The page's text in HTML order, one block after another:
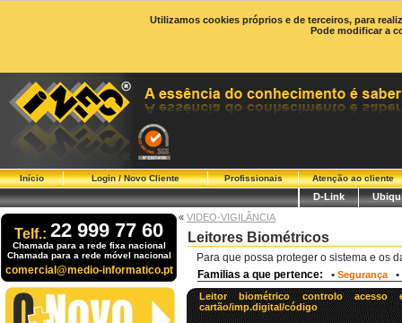
Utilizamos cookies próprios e de terceiros, para
Pode modificar a
Início Login / Novo Cliente Profissionais Atenção ao cliente
D-Link
Telf.: 22 999 77 60
Chamada para a rede fixa nacional
Chamada para a rede móvel nacional
comercial@medio-informatico.pt
« VIDEO-VIGILÂNCIA
Leitores Biométricos
Para que possa proteger o sistema e os
Familias a que pertence: • Segurança •
Leitor biométrico controlo acesso
cartão/imp.digital/código